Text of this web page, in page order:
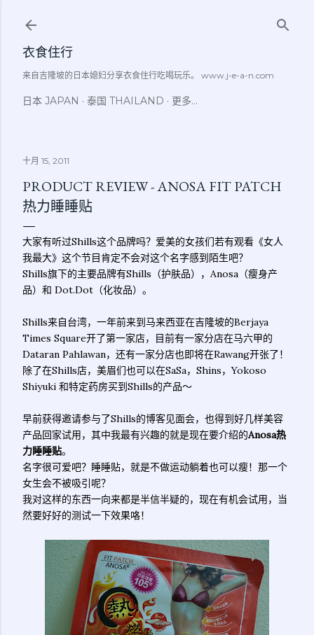
衣食住行
来自吉隆坡的日本媳妇分享衣食住行吃喝玩乐。 www.j-e-a-n.com
日本 JAPAN 泰国 THAILAND 更多…
十月 15, 2011
PRODUCT REVIEW - ANOSA FIT PATCH
热力睡睡贴
大家有听过Shills这个品牌吗？爱美的女孩们若有观看《女人
我最大》这个节目肯定不会对这个名字感到陌生吧？
Shills旗下的主要品牌有Shills（护肤品），Anosa（瘦身产
品）和 Dot.Dot（化妆品）。
Shills来自台湾，一年前来到马来西亚在吉隆坡的Berjaya
Times Square开了第一家店，目前有一家分店在马六甲的
Dataran Pahlawan，还有一家分店也即将在Rawang开张了！
除了在Shills店，美眉们也可以在SaSa，Shins，Yokoso
Shiyuki 和特定药房买到Shills的产品～
早前获得邀请参与了Shills的博客见面会，也得到好几样美容
产品回家试用，其中我最有兴趣的就是现在要介绍的Anosa热
力睡睡贴。
名字很可爱吧？睡睡贴，就是不做运动躺着也可以瘦！那一个
女生会不被吸引呢？
我对这样的东西一向来都是半信半疑的，现在有机会试用，当
然要好好的测试一下效果咯！